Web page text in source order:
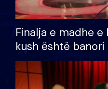
Finalja e madhe e
kush është
shtëpinë dhe
të fituar çmimin e